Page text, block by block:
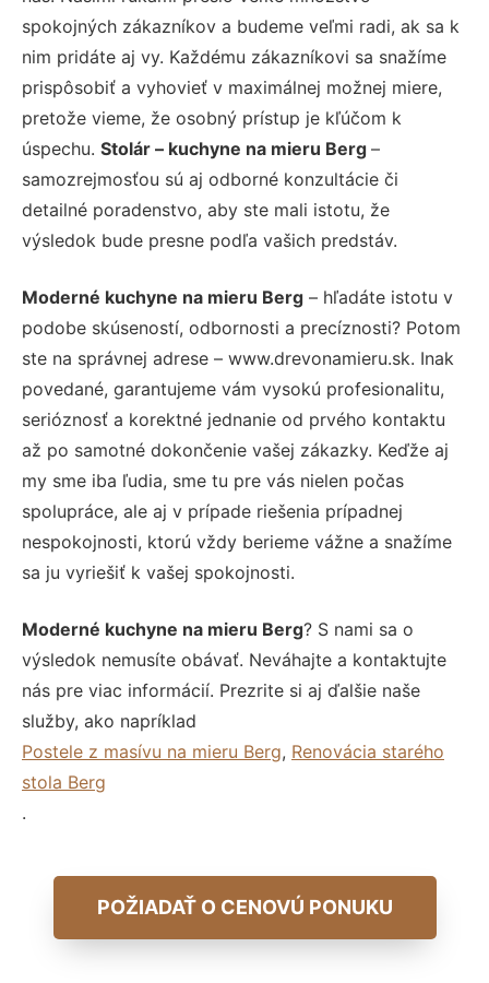
spokojných zákazníkov a budeme veľmi radi, ak sa k
nim pridáte aj vy. Každému zákazníkovi sa snažíme
prispôsobiť a vyhovieť v maximálnej možnej miere,
pretože vieme, že osobný prístup je kľúčom k
úspechu. Stolár – kuchyne na mieru Berg –
samozrejmosťou sú aj odborné konzultácie či
detailné poradenstvo, aby ste mali istotu, že
výsledok bude presne podľa vašich predstáv.
Moderné kuchyne na mieru Berg – hľadáte istotu v
podobe skúseností, odbornosti a precíznosti? Potom
ste na správnej adrese – www.drevonamieru.sk. Inak
povedané, garantujeme vám vysokú profesionalitu,
serióznosť a korektné jednanie od prvého kontaktu
až po samotné dokončenie vašej zákazky. Keďže aj
my sme iba ľudia, sme tu pre vás nielen počas
spolupráce, ale aj v prípade riešenia prípadnej
nespokojnosti, ktorú vždy berieme vážne a snažíme
sa ju vyriešiť k vašej spokojnosti.
Moderné kuchyne na mieru Berg? S nami sa o
výsledok nemusíte obávať. Neváhajte a kontaktujte
nás pre viac informácií. Prezrite si aj ďalšie naše
služby, ako napríklad
Postele z masívu na mieru Berg, Renovácia starého
stola Berg
.
POŽIADAŤ O CENOVÚ PONUKU